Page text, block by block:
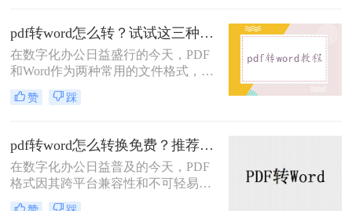
文档格式混乱。为了解决pdf转word怎
么保留格式不变问题，本文将介绍三
种实用的方法，帮助你在将PDF转换
为Word时保留格式不变。
pdf转word怎么转？试试这三种简单实用方法！
在数字化办公日益盛行的今天，PDF
和Word作为两种常用的文件格式，各
自拥有其独特的优势。PDF文件因其
跨平台兼容性和不可轻易编辑的特
Word文件则以其强大的编辑功能和丰
富的格式设置，成为办公文档的首
选。然而，在实际应用中，我们常常
需要将PDF文件转换为Word文档，以
便进行进一步的编辑和修改。那么pdf
赞 踩
pdf转word怎么转换免费？推荐这三种方法给你！
在数字化办公日益普及的今天，PDF
格式因其跨平台兼容性和不可轻易编
辑的特性，成为文件传输和共享的常